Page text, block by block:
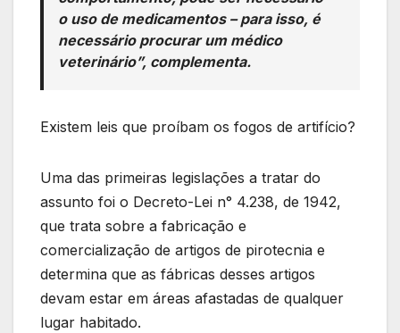
o uso de medicamentos – para isso, é
necessário procurar um médico
veterinário”, complementa.
Existem leis que proíbam os fogos de artifício?
Uma das primeiras legislações a tratar do
assunto foi o Decreto-Lei n° 4.238, de 1942,
que trata sobre a fabricação e
comercialização de artigos de pirotecnia e
determina que as fábricas desses artigos
devam estar em áreas afastadas de qualquer
lugar habitado.